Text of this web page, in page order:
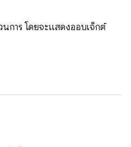
นการ โดยจะแสดงออบเจ็กต์